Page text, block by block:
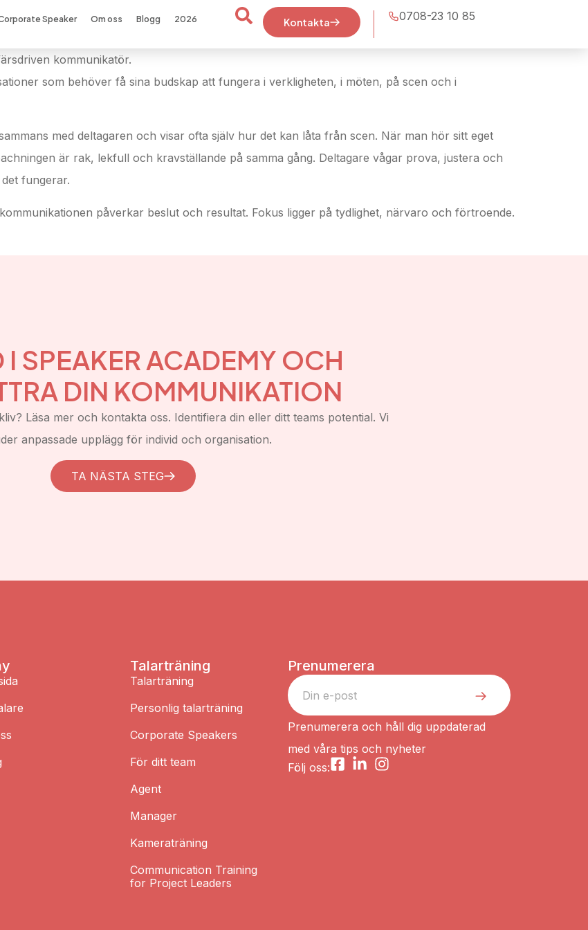
Speaker Om oss Blogg 2026 Kontakta 0708-23 10 85
kommunikatör.
som behöver få sina budskap att fungera i verkligheten, i möten, på scen och i
med deltagaren och visar ofta själv hur det kan låta från scen. När man hör sitt eget
är rak, lekfull och kravställande på samma gång. Deltagare vågar prova, justera och
fungerar.
påverkar beslut och resultat. Fokus ligger på tydlighet, närvaro och förtroende.
I SPEAKER ACADEMY OCH
DIN KOMMUNIKATION
Läsa mer och kontakta oss. Identifiera din eller ditt teams potential. Vi
anpassade upplägg för individ och organisation.
TA NÄSTA STEG
Talarträning
Talarträning
Personlig talarträning
Corporate Speakers
För ditt team
Agent
Manager
Kameraträning
Communication Training
for Project Leaders
Prenumerera
Prenumerera och håll dig uppdaterad
med våra tips och nyheter
Följ oss: